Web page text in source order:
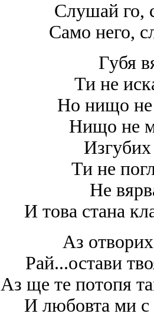
Слушай го,
Само него,
Губя
Ти не
Но нищо
Нищо не
Изгубих
Ти не
Не
И това стана
Аз
Рай...остави
Аз ще те потопя
И любовта ми с